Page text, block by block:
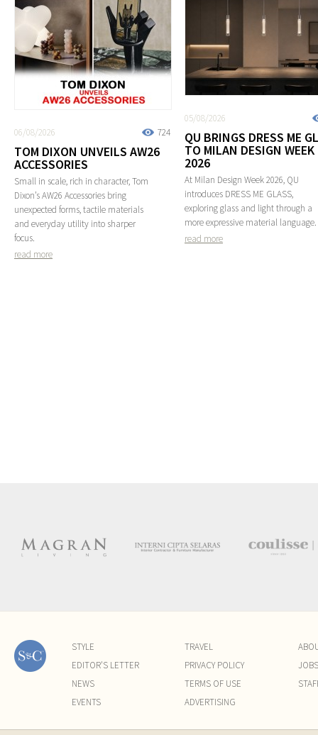
724
06/08/2026
TOM DIXON UNVEILS AW26
ACCESSORIES
Small in scale, rich in character, Tom
Dixon’s AW26 Accessories bring
unexpected forms, tactile materials
and everyday utility into sharper
focus.
read more
05/08/2026
QU BRINGS DRESS ME
TO MILAN DESIGN WEEK
2026
At Milan Design Week 2026, QU
introduces DRESS ME GLASS,
exploring glass and light through a
more expressive material language.
read more
STYLE
EDITOR'S LETTER
NEWS
EVENTS
TRAVEL
PRIVACY POLICY
TERMS OF USE
ADVERTISING
JOBS